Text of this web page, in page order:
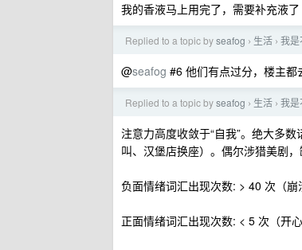
我的香液马上用完了，需要补充液了
Replied to a topic byseafog › 生活 › 我是
@seafog #6 他们有点过分，楼主
Replied to a topic byseafog › 生活 › 我是
注意力高度收敛于“自我”。绝大多
叫、汉堡店换座）。偶尔涉猎美剧
负面情绪词汇出现次数: > 40 次（崩
正面情绪词汇出现次数: < 5 次（开心